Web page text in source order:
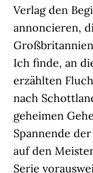
Verlag den
annoncieren,
Ich finde, an
erzählten
nach
geheimen
Spannende
auf den
Serie